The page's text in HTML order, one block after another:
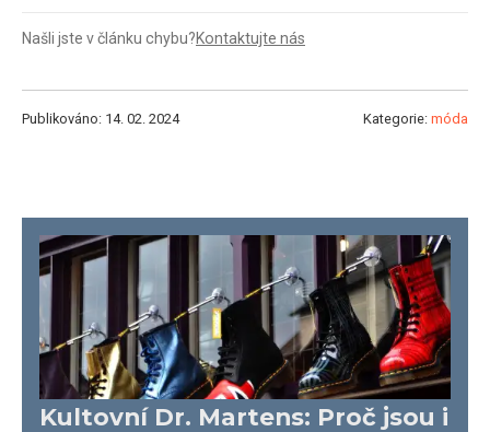
Našli jste v článku chybu?Kontaktujte nás
Publikováno: 14. 02. 2024 Kategorie: móda
Kultovní Dr. Martens: Proč jsou i